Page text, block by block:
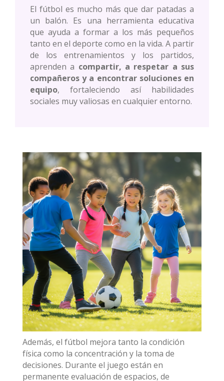
El fútbol es mucho más que dar patadas a
un balón. Es una herramienta educativa
que ayuda a formar a los más pequeños
tanto en el deporte como en la vida. A partir
de los entrenamientos y los partidos,
aprenden a compartir, a respetar a sus
compañeros y a encontrar soluciones en
equipo, fortaleciendo así habilidades
sociales muy valiosas en cualquier entorno.
Además, el fútbol mejora tanto la condición
física como la concentración y la toma de
decisiones. Durante el juego están en
permanente evaluación de espacios, de